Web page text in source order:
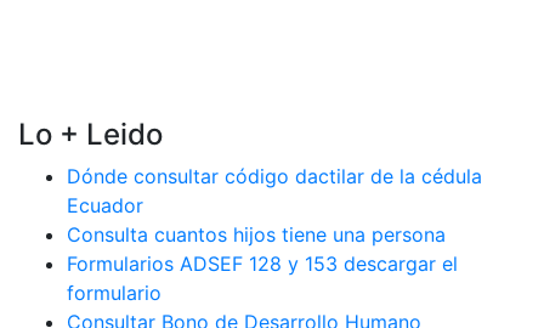
Lo + Leido
Dónde consultar código dactilar de la cédula
Ecuador
Consulta cuantos hijos tiene una persona
Formularios ADSEF 128 y 153 descargar el
formulario
Consultar Bono de Desarrollo Humano